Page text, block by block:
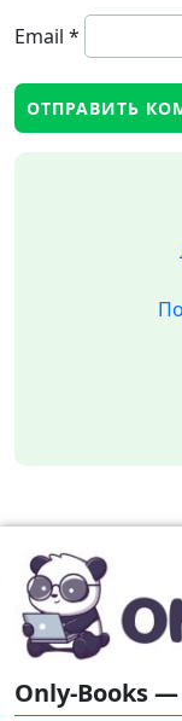
Email *
Only-Books